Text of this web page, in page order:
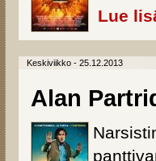
Lue
Keskiviikko - 25.12.2013
Alan